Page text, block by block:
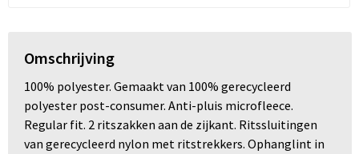
Omschrijving
100% polyester. Gemaakt van 100% gerecycleerd
polyester post-consumer. Anti-pluis microfleece.
Regular fit. 2 ritszakken aan de zijkant. Ritssluitingen
van gerecycleerd nylon met ritstrekkers. Ophanglint in